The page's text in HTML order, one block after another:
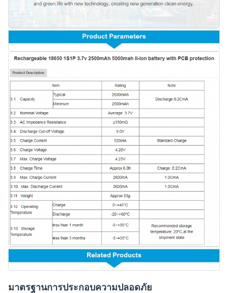
มาตรฐานการประกอบความปลอดภัย